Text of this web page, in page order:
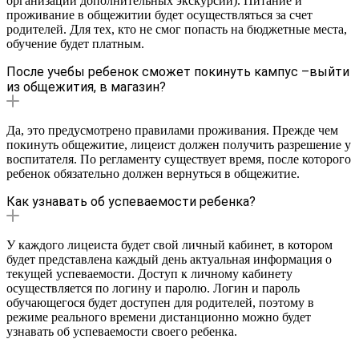
проживание в общежитии будет осуществляться за счет
родителей. Для тех, кто не смог попасть на бюджетные места,
обучение будет платным.
После учебы ребенок сможет покинуть кампус –выйти
из общежития, в магазин?
Да, это предусмотрено правилами проживания. Прежде чем
покинуть общежитие, лицеист должен получить разрешение у
воспитателя. По регламенту существует время, после которого
ребенок обязательно должен вернуться в общежитие.
Как узнавать об успеваемости ребенка?
У каждого лицеиста будет свой личный кабинет, в котором
будет представлена каждый день актуальная информация о
текущей успеваемости. Доступ к личному кабинету
осуществляется по логину и паролю. Логин и пароль
обучающегося будет доступен для родителей, поэтому в
режиме реального времени дистанционно можно будет
узнавать об успеваемости своего ребенка.